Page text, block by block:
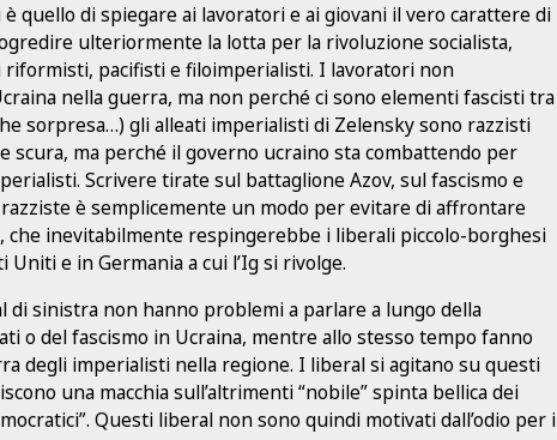
quello di spiegare ai lavoratori e ai giovani il vero carattere di
ulteriormente la lotta per la rivoluzione socialista,
riformisti, pacifisti e filoimperialisti. I lavoratori non
nella guerra, ma non perché ci sono elementi fascisti tra
sorpresa…) gli alleati imperialisti di Zelensky sono razzisti
scura, ma perché il governo ucraino sta combattendo per
Scrivere tirate sul battaglione Azov, sul fascismo e
è semplicemente un modo per evitare di affrontare
che inevitabilmente respingerebbe i liberali piccolo-borghesi
Uniti e in Germania a cui l’Ig si rivolge.
di sinistra non hanno problemi a parlare a lungo della
o del fascismo in Ucraina, mentre allo stesso tempo fanno
degli imperialisti nella regione. I liberal si agitano su questi
una macchia sull’altrimenti “nobile” spinta bellica dei
Questi liberal non sono quindi motivati dall’odio per i